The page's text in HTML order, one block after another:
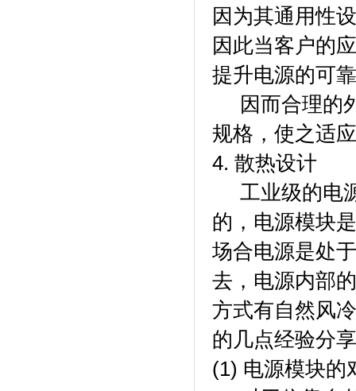
因为其通用性
因此当客户的
提升电源的可
因而合理的
规格，使之适
4. 散热设计
工业级的电
的，电源模块
场合电源是处
去，电源内部
方式有自然风
的几点经验分
(1) 电源模块的